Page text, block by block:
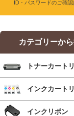
ID・パスワードのご確認
カテゴリーか
トナーカート
インクカート
インクリボン